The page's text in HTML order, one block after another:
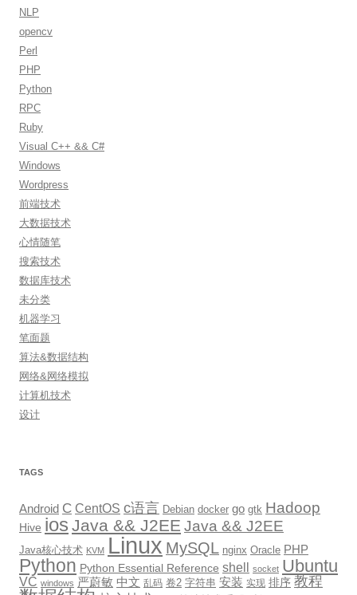
NLP
opencv
Perl
PHP
Python
RPC
Ruby
Visual C++ && C#
Windows
Wordpress
前端技术
大数据技术
心情随笔
搜索技术
数据库技术
未分类
机器学习
笔面题
算法&数据结构
网络&网络模拟
计算机技术
设计
TAGS
Android C CentOS c语言 Debian docker go gtk Hadoop
Hive ios Java && J2EE Java && J2EE
Java核心技术 KVM Linux MySQL nginx Oracle PHP
Python Python Essential Reference shell socket Ubuntu
VC windows 严蔚敏 中文 乱码 卷2 字符串 安装 实现 排序 教程